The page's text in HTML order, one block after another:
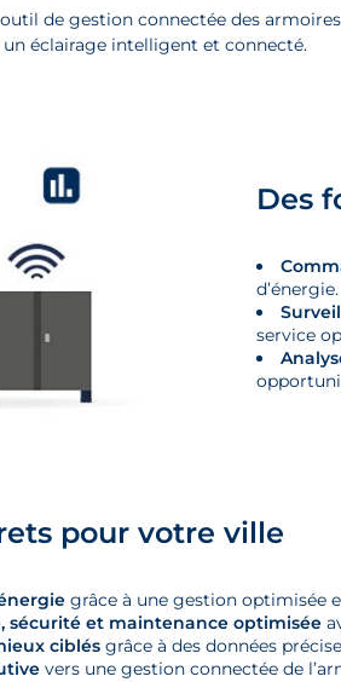
de gestion connectée des
éclairage intelligent et connecté.
Des
d’énergie.
service
pour votre ville
grâce à une gestion optimisée
sécurité et maintenance optimisée
ciblés grâce à des données
vers une gestion connectée de